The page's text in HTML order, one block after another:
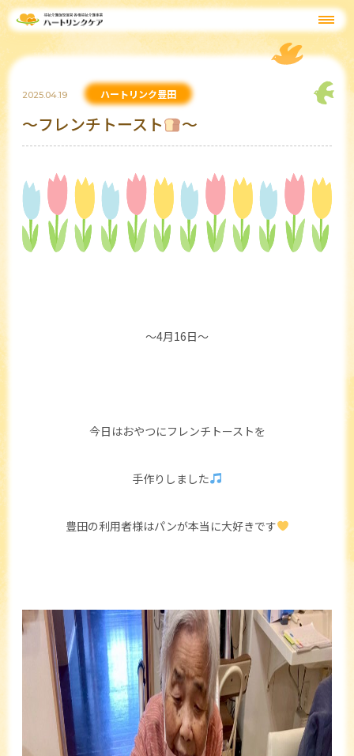
2025.04.19 ハートリンク豊田
～フレンチトースト ～
～4月16日～
今日はおやつにフレンチトーストを
手作りしました
豊田の利用者様はパンが本当に大好きです